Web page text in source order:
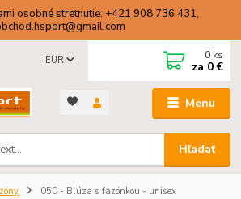
osobné stretnutie: +421 908 736 431,
Menu
EUR
Hľadať
0 ks
za 0 €
050 - Blúza s fazónkou - unisex